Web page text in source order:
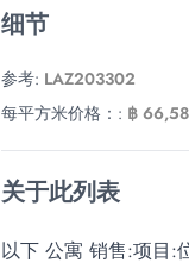
细节
参考: LAZ203302
每平方米价格：: ฿
关于此列表
以下 公寓 销售:项目: